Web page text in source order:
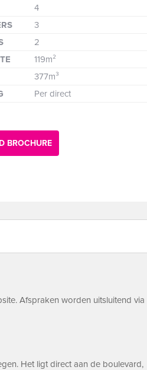
4
3
2
119m²
377m³
Per direct
BROCHURE
Afspraken worden uitsluitend via
Het ligt direct aan de boulevard,